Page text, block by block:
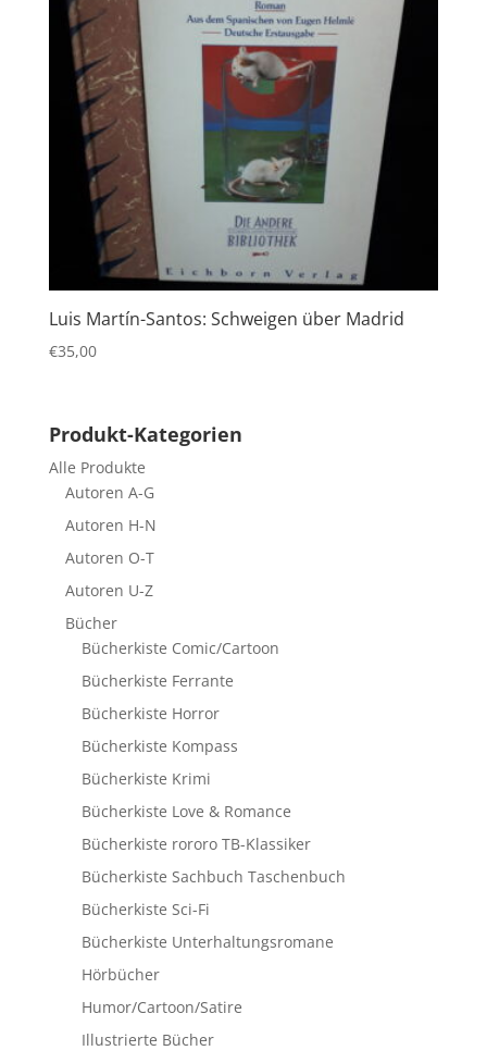
Luis Martín-Santos: Schweigen über Madrid
€35,00
Produkt-Kategorien
Alle Produkte
Autoren A-G
Autoren H-N
Autoren O-T
Autoren U-Z
Bücher
Bücherkiste Comic/Cartoon
Bücherkiste Ferrante
Bücherkiste Horror
Bücherkiste Kompass
Bücherkiste Krimi
Bücherkiste Love & Romance
Bücherkiste rororo TB-Klassiker
Bücherkiste Sachbuch Taschenbuch
Bücherkiste Sci-Fi
Bücherkiste Unterhaltungsromane
Hörbücher
Humor/Cartoon/Satire
Illustrierte Bücher